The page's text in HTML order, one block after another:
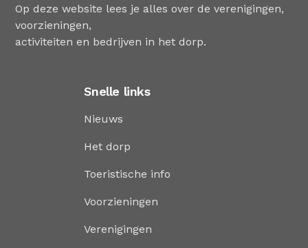
Op deze website lees je alles over de verenigingen,
voorzieningen,
activiteiten en bedrijven in het dorp.
Snelle links
Nieuws
Het dorp
Toeristische info
Voorzieningen
Verenigingen